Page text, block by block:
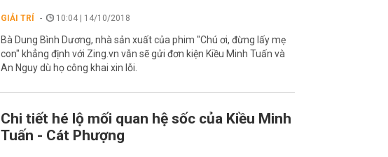
GIẢI TRÍ 10:04 | 14/10/2018
Bà Dung Bình Dương, nhà sản xuất của phim "Chú ơi, đừng lấy mẹ
con" khẳng định với Zing.vn vẫn sẽ gửi đơn kiện Kiều Minh Tuấn và
An Nguy dù họ công khai xin lỗi.
Chi tiết hé lộ mối quan hệ sốc của Kiều Minh
Tuấn - Cát Phượng